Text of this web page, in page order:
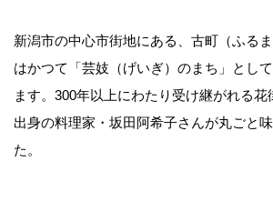
新潟市の中心市街地にある、古町（ふる
はかつて「芸妓（げいぎ）のまち」とし
ます。300年以上にわたり受け継がれる
出身の料理家・坂田阿希子さんが丸ごと
た。